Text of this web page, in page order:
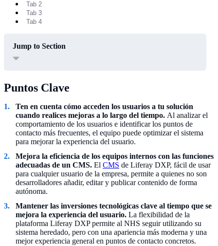
Tab 2
Tab 3
Tab 4
Jump to Section
Puntos Clave
Ten en cuenta cómo acceden los usuarios a tu solución
cuando realices mejoras a lo largo del tiempo. Al analizar el
comportamiento de los usuarios e identificar los puntos de
contacto más frecuentes, el equipo puede optimizar el sistema
para mejorar la experiencia del usuario.
Mejora la eficiencia de los equipos internos con las funciones
adecuadas de un CMS. El CMS de Liferay DXP, fácil de usar
para cualquier usuario de la empresa, permite a quienes no son
desarrolladores añadir, editar y publicar contenido de forma
autónoma.
Mantener las inversiones tecnológicas clave al tiempo que se
mejora la experiencia del usuario. La flexibilidad de la
plataforma Liferay DXP permite al NHS seguir utilizando su
sistema heredado, pero con una apariencia más moderna y una
mejor experiencia general en puntos de contacto concretos.